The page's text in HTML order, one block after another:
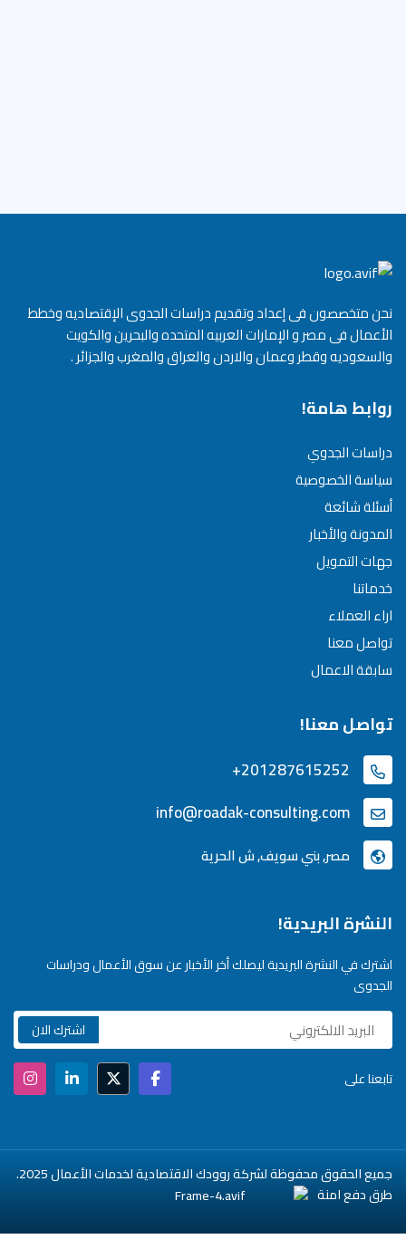
نحن متخصصون فى إعداد وتقديم دراسات الجدوى الإقتصاديه وخطط
الأعمال فى مصر و الإمارات العربيه المتحده والبحرين والكويت
والسعوديه وقطر وعمان والاردن والعراق والمغرب والجزائر .
روابط هامة!
دراسات الجدوي
سياسة الخصوصية
أسئلة شائعة
المدونة والأخبار
جهات التمويل
خدماتنا
اراء العملاء
تواصل معنا
سابقة الاعمال
تواصل معنا!
+201287615252
info@roadak-consulting.com
مصر, بني سويف, ش الحرية
النشرة البريدية!
اشترك في النشرة البريدية ليصلك أخر الأخبار عن سوق الأعمال ودراسات
الجدوى
تابعنا على
جميع الحقوق محفوظة لشركة روودك الاقتصادية لخدمات الأعمال 2025.
طرق دفع امنة